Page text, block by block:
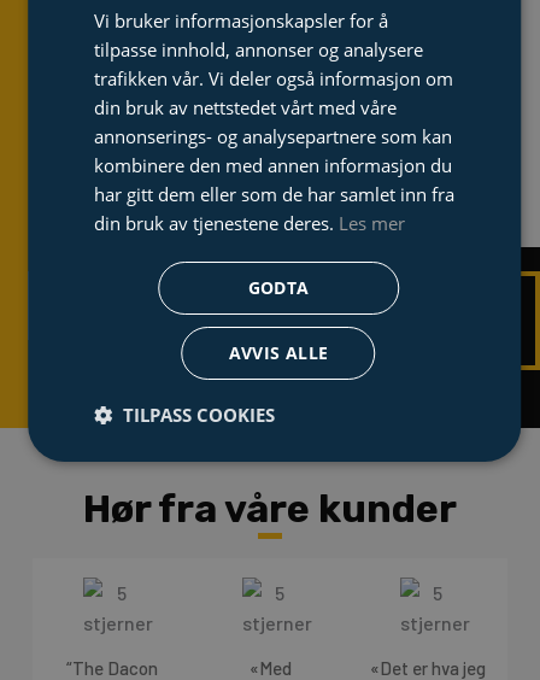
Dacon er dedikert til å
levere best mulig løsning
og kvalitet når du trenger
det!
TA KONTAKT
UTFORSK
TJENESTER
Hør fra våre kunder
“The Dacon
«Med
«Det er hva jeg
Vi bruker informasjonskapsler for å
tilpasse innhold, annonser og analysere
trafikken vår. Vi deler også informasjon om
din bruk av nettstedet vårt med våre
annonserings- og analysepartnere som kan
kombinere den med annen informasjon du
har gitt dem eller som de har samlet inn fra
din bruk av tjenestene deres. Les mer
GODTA
AVVIS ALLE
TILPASS COOKIES